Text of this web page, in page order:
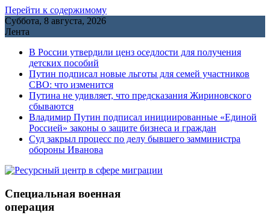
Перейти к содержимому
Суббота, 8 августа, 2026
Лента
В России утвердили ценз оседлости для получения
детских пособий
Путин подписал новые льготы для семей участников
СВО: что изменится
Путина не удивляет, что предсказания Жириновского
сбываются
Владимир Путин подписал инициированные «Единой
Россией» законы о защите бизнеса и граждан
Cуд закрыл процесс по делу бывшего замминистра
обороны Иванова
Специальная военная
операция